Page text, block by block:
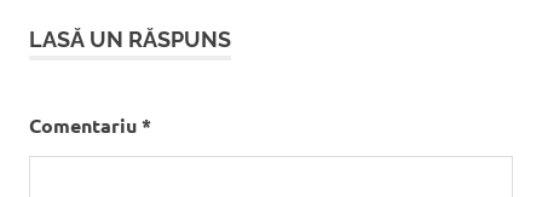
LASĂ UN RĂSPUNS
Comentariu*